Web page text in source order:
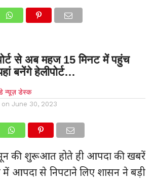
से अब महज 15 मिनट में पहुंच
बनेंगे हेलीपोर्ट…
न्यूज़ डेस्क
on June 30, 2023
की शुरूआत होते ही आपदा की खबरें
आपदा से निपटाने लिए शासन ने बड़ी